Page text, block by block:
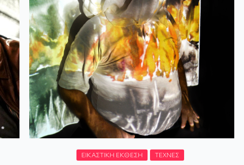
ΕΙΚΑΣΤΙΚΉ ΈΚΘΕΣΗ ΤΈΧΝΕΣ